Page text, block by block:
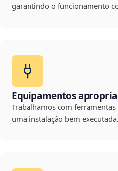
garantindo o funcionamento
Equipamentos
Trabalhamos com ferramentas
uma instalação bem executada.